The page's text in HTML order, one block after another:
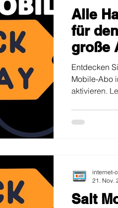
Alle
für
große
offer
Entdecken
Mobile-Abo
aktivieren.
Salt
internet-
21. Nov.